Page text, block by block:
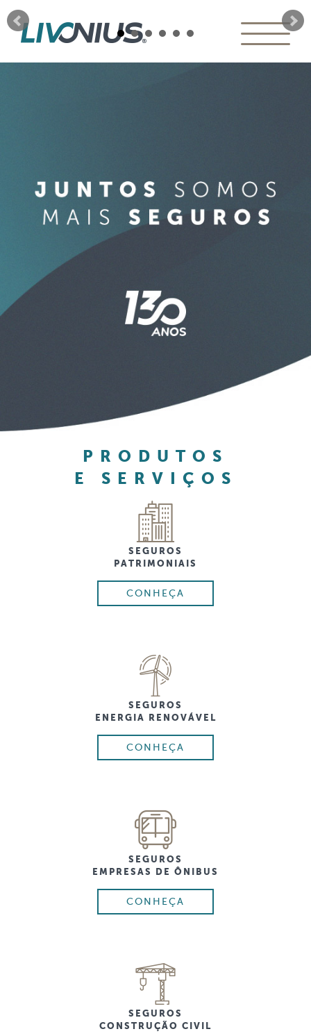
PRODUTOS
E SERVIÇOS
SEGUROS
PATRIMONIAIS
CONHEÇA
SEGUROS
ENERGIA RENOVÁVEL
CONHEÇA
SEGUROS
EMPRESAS DE ÔNIBUS
CONHEÇA
SEGUROS
CONSTRUÇÃO CIVIL